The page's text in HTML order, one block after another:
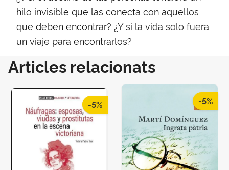
hilo invisible que las conecta con aquellos
que deben encontrar? ¿Y si la vida solo fuera
un viaje para encontrarlos?
Articles relacionats
-5% -5%